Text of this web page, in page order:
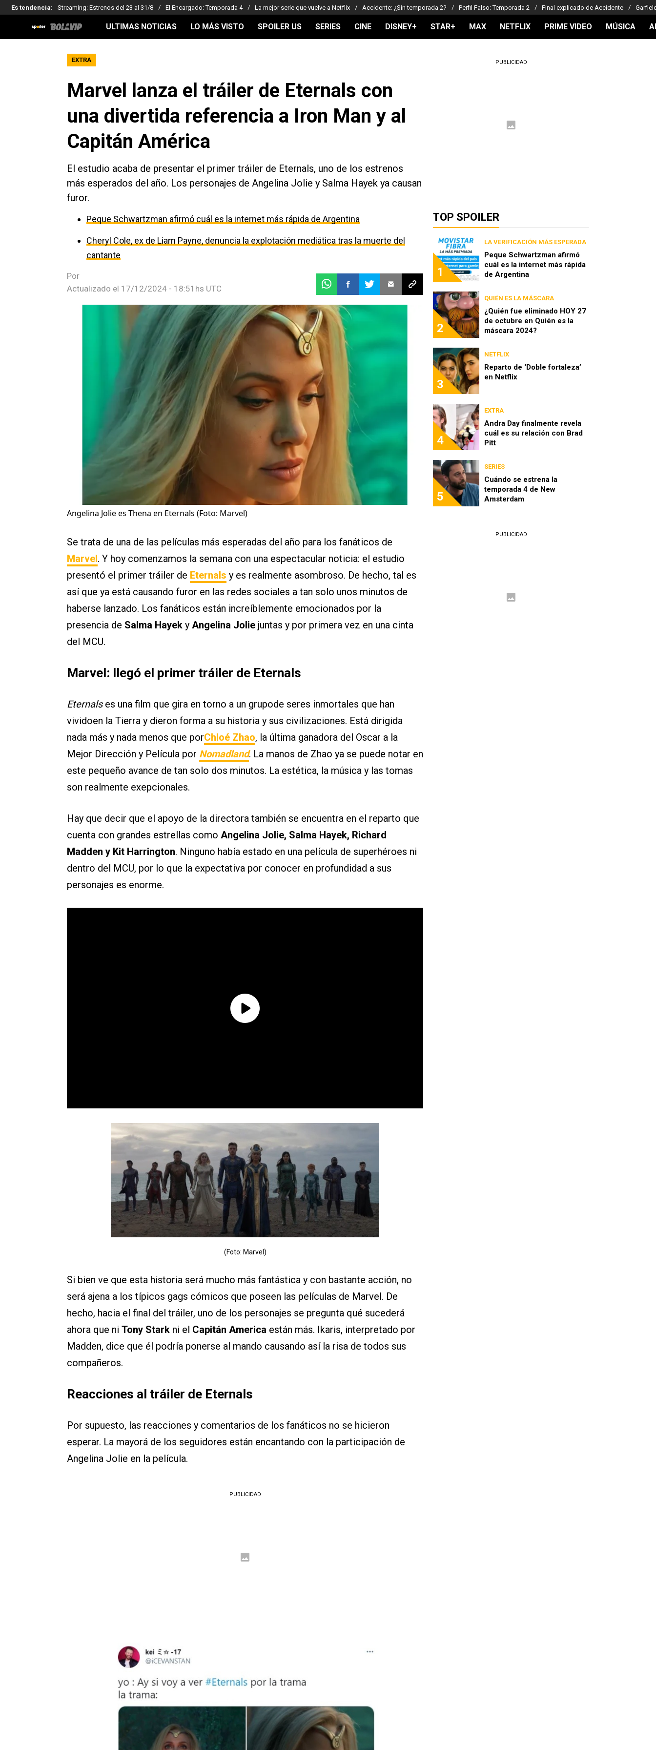
Es tendencia: Streaming: Estrenos del 23 al 31/8 El Encargado: Temporada 4 La mejor serie que vuelve a Netflix Accidente: ¿Sin temporada 2? Perfil Falso: Temporada 2 Final explicado de Accidente
ULTIMAS NOTICIAS LO MÁS VISTO SPOILER US SERIES CINE DISNEY+ STAR+ MAX NETFLIX PRIME VIDEO MÚSICA
EXTRA
Marvel lanza el tráiler de Eternals con
una divertida referencia a Iron Man y al
Capitán América
El estudio acaba de presentar el primer tráiler de Eternals, uno de los estrenos
más esperados del año. Los personajes de Angelina Jolie y Salma Hayek ya causan
furor.
Peque Schwartzman afirmó cuál es la internet más rápida de Argentina
Cheryl Cole, ex de Liam Payne, denuncia la explotación mediática tras la muerte del
cantante
Por
Actualizado el 17/12/2024 - 18:51hs UTC
Angelina Jolie es Thena en Eternals (Foto: Marvel)
Se trata de una de las películas más esperadas del año para los fanáticos de
Marvel. Y hoy comenzamos la semana con una espectacular noticia: el estudio
presentó el primer tráiler de Eternals y es realmente asombroso. De hecho, tal es
así que ya está causando furor en las redes sociales a tan solo unos minutos de
haberse lanzado. Los fanáticos están increíblemente emocionados por la
presencia de Salma Hayek y Angelina Jolie juntas y por primera vez en una cinta
del MCU.
Marvel: llegó el primer tráiler de Eternals
Eternalses una film que gira en torno a un grupode seres inmortales que han
vividoen la Tierra y dieron forma a su historia y sus civilizaciones. Está dirigida
nada más y nada menos que porChloé Zhao, la última ganadora del Oscar a la
Mejor Dirección y Película por Nomadland. La manos de Zhao ya se puede notar en
este pequeño avance de tan solo dos minutos. La estética, la música y las tomas
son realmente exepcionales.
Hay que decir que el apoyo de la directora también se encuentra en el reparto que
cuenta con grandes estrellas como Angelina Jolie, Salma Hayek, Richard
Madden y Kit Harrington. Ninguno había estado en una película de superhéroes ni
dentro del MCU, por lo que la expectativa por conocer en profundidad a sus
personajes es enorme.
(Foto: Marvel)
Si bien ve que esta historia será mucho más fantástica y con bastante acción, no
será ajena a los típicos gags cómicos que poseen las películas de Marvel. De
hecho, hacia el final del tráiler, uno de los personajes se pregunta qué sucederá
ahora que ni Tony Stark ni el Capitán America están más. Ikaris, interpretado por
Madden, dice que él podría ponerse al mando causando así la risa de todos sus
compañeros.
Reacciones al tráiler de Eternals
Por supuesto, las reacciones y comentarios de los fanáticos no se hicieron
esperar. La mayorá de los seguidores están encantando con la participación de
Angelina Jolie en la película.
PUBLICIDAD
PUBLICIDAD
TOP SPOILER
1
LA VERIFICACIÓN MÁS ESPERADA
Peque Schwartzman afirmó
cuál es la internet más rápida
de Argentina
2
QUIÉN ES LA MÁSCARA
¿Quién fue eliminado HOY 27
de octubre en Quién es la
máscara 2024?
3
NETFLIX
Reparto de ‘Doble fortaleza’
en Netflix
4
EXTRA
Andra Day finalmente revela
cuál es su relación con Brad
Pitt
5
SERIES
Cuándo se estrena la
temporada 4 de New
Amsterdam
PUBLICIDAD